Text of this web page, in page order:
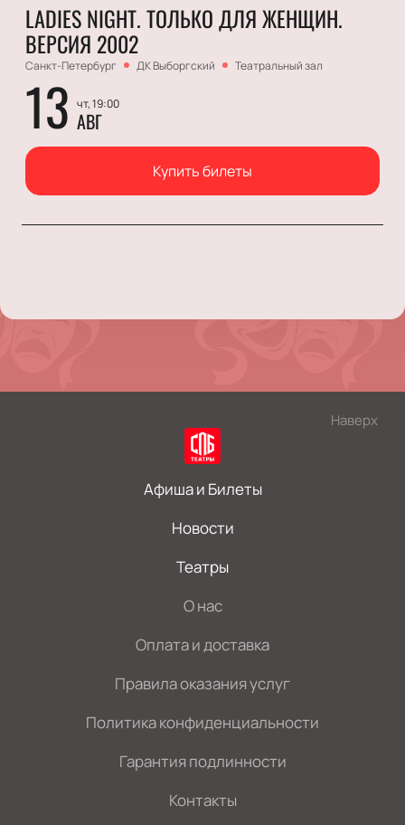
LADIES NIGHT. ТОЛЬКО ДЛЯ ЖЕНЩИН.
ВЕРСИЯ 2002
Санкт-Петербург ДК Выборгский Театральный зал
13 чт, 19:00
АВГ
Купить билеты
Наверх
Афиша и Билеты
Новости
Театры
О нас
Оплата и доставка
Правила оказания услуг
Политика конфиденциальности
Гарантия подлинности
Контакты